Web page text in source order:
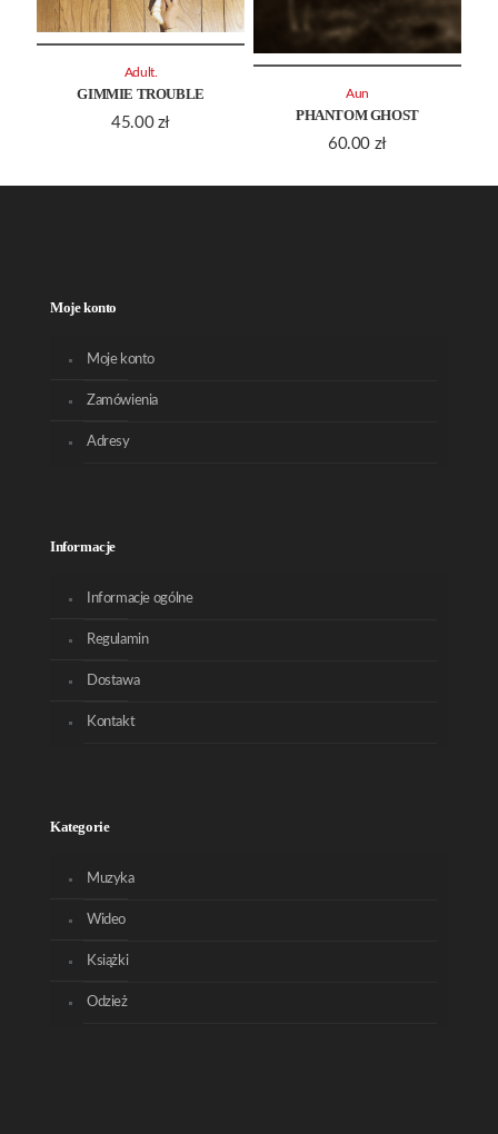
GIMMIE TROUBLE
45.00 zł
Adult.
PHANTOM GHOST
60.00 zł
Aun
Moje konto
Moje konto
Zamówienia
Adresy
Informacje
Informacje ogólne
Regulamin
Dostawa
Kontakt
Kategorie
Muzyka
Wideo
Książki
Odzież